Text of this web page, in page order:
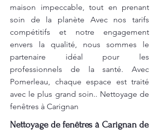
maison impeccable, tout en prenant
soin de la planète Avec nos tarifs
compétitifs et notre engagement
envers la qualité, nous sommes le
partenaire idéal pour les
professionnels de la santé. Avec
Pomerleau, chaque espace est traité
avec le plus grand soin.. Nettoyage de
fenêtres à Carignan
Nettoyage de fenêtres à Carignan de